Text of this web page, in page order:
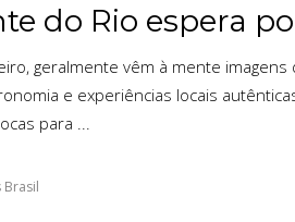
do Rio espera
geralmente vêm à mente
e experiências locais
para
Brasil